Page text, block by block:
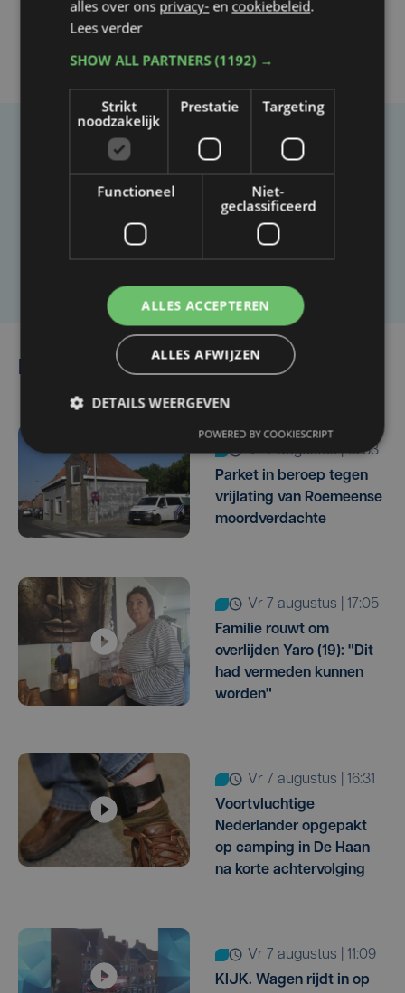
Taalfout opgemerkt?
Heb je een taal- of schrijffout opgemerkt in dit
artikel?
Laat het ons weten
vr 7 augustus | 18:33
Parket in beroep tegen
vrijlating van Roemeense
moordverdachte
vr 7 augustus | 17:05
Familie rouwt om
overlijden Yaro (19): "Dit
had vermeden kunnen
worden"
vr 7 augustus | 16:31
Voortvluchtige
Nederlander opgepakt
op camping in De Haan
na korte achtervolging
vr 7 augustus | 11:09
KIJK. Wagen rijdt in op
alles over ons privacy- en cookiebeleid.
Lees verder
SHOW ALL PARTNERS(1192) →
Strikt
noodzakelijk
Prestatie Targeting
Functioneel
Niet-
geclassificeerd
ALLES ACCEPTEREN
ALLES AFWIJZEN
DETAILS WEERGEVEN
POWERED BY COOKIESCRIPT